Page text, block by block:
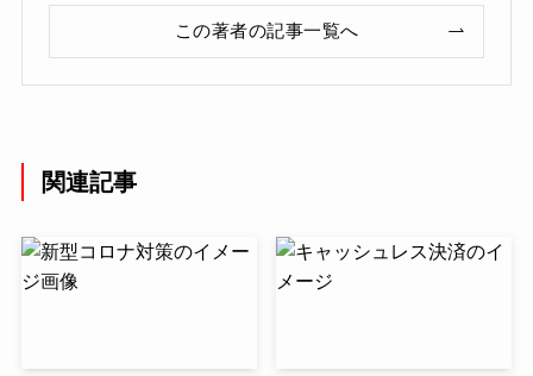
この著者の記事一覧へ
関連記事